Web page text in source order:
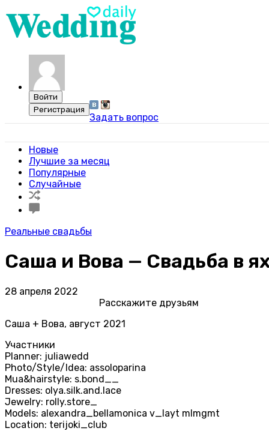
Задать вопрос
Новые
Лучшие за месяц
Популярные
Случайные
Реальные свадьбы
Саша и Вова — Свадьба в
28 апреля 2022
Расскажите друзьям
Саша + Вова, август 2021
Участники
Planner: juliawedd
Photo/Style/Idea: assoloparina
Mua&hairstyle: s.bond__
Dresses: olya.silk.and.lace
Jewelry: rolly.store_
Models: alexandra_bellamonica v_layt mlmgmt
Location: terijoki_club